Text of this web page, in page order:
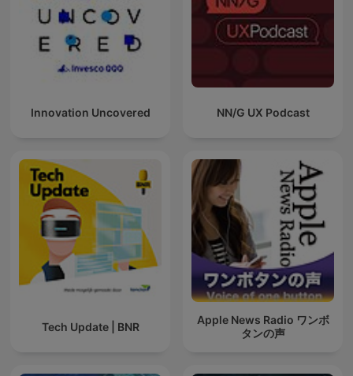
Innovation Uncovered NN/G UX Podcast
Tech Update | BNR
Apple News Radio ワンボ
タンの声